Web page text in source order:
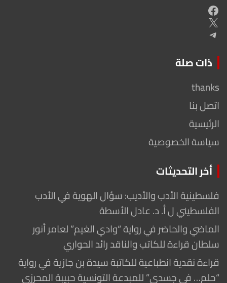
Facebook
X
Telegram
ذات صلة
thanks
اتصل بنا
الرئيسية
سياسة الخصوصية
أخر التحديثات
فلسطينية الأدب والأديب: سؤال الهوية في الأدب
الفلسطيني ل أ. د. عادل الأسطة
الماضي والحاضر في رواية “وادي الغيم” لعامر أنور
سلطان قراءة للكاتب والناقد رائد الحواري
قراءة نقدية انطباعية للكاتبة سيدة بن جازية في رواية
“حلم… في جسدي” للمبدعة التونسية حبيبة المحرزي